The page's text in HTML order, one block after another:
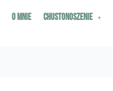
O mnie Chustonoszenie